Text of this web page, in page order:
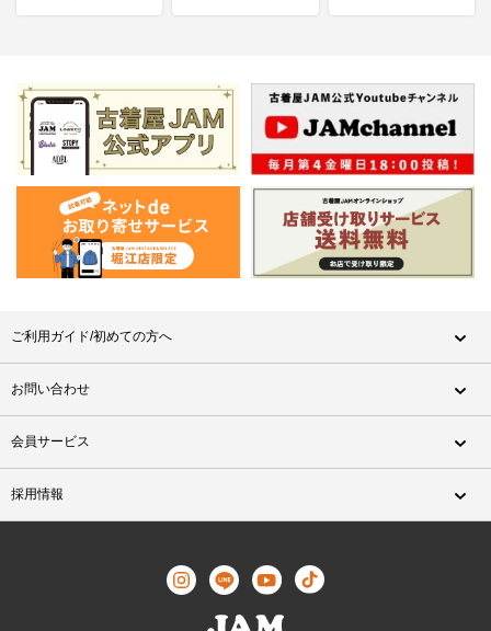
ご利用ガイド/初めての方へ
お問い合わせ
会員サービス
採用情報